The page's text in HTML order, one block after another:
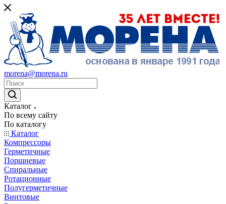
morena@morena.ru
Каталог
По всему сайту
По каталогу
Каталог
Компрессоры
Герметичные
Поршневые
Спиральные
Ротационные
Полугерметичные
Винтовые